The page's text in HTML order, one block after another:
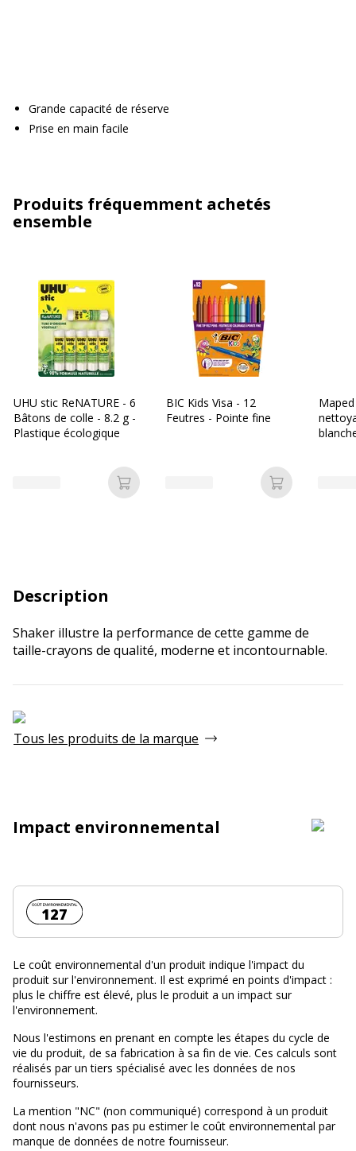
Grande capacité de réserve
Prise en main facile
Produits fréquemment achetés
ensemble
UHU stic ReNATURE - 6
Bâtons de colle - 8.2 g -
Plastique écologique
Ajouter au panier
BIC Kids Visa - 12
Feutres - Pointe fine
Ajouter au
Description
Shaker illustre la performance de cette gamme de
taille-crayons de qualité, moderne et incontournable.
Tous les produits de la marque
Impact environnemental
Coût environnemental :
127
Le coût environnemental d'un produit indique l'impact du
produit sur l'environnement. Il est exprimé en points d'impact :
plus le chiffre est élevé, plus le produit a un impact sur
l'environnement.
Nous l'estimons en prenant en compte les étapes du cycle de
vie du produit, de sa fabrication à sa fin de vie. Ces calculs sont
réalisés par un tiers spécialisé avec les données de nos
fournisseurs.
La mention "NC" (non communiqué) correspond à un produit
dont nous n'avons pas pu estimer le coût environnemental par
manque de données de notre fournisseur.